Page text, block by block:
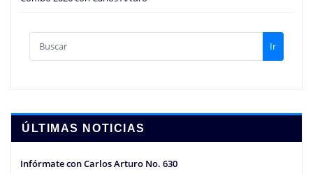
Ir
ÚLTIMAS NOTICIAS
Infórmate con Carlos Arturo No. 630